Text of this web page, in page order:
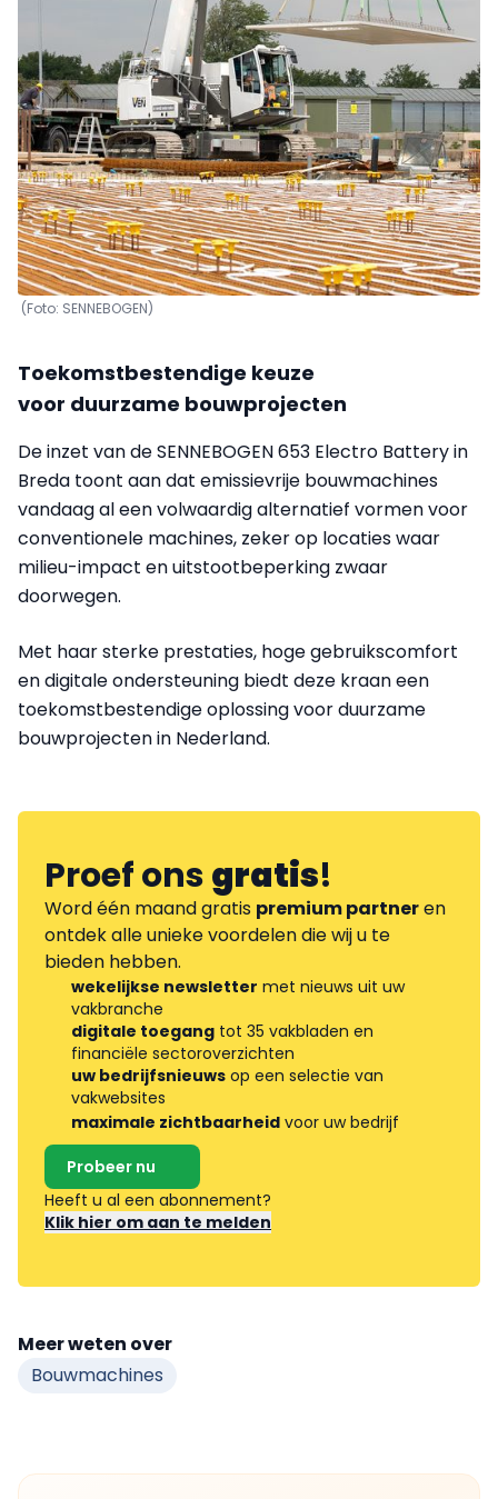
(Foto: SENNEBOGEN)
Toekomstbestendige keuze
voor duurzame bouwprojecten
De inzet van de SENNEBOGEN 653 Electro Battery in
Breda toont aan dat emissievrije bouwmachines
vandaag al een volwaardig alternatief vormen voor
conventionele machines, zeker op locaties waar
milieu-impact en uitstootbeperking zwaar
doorwegen.
Met haar sterke prestaties, hoge gebruikscomfort
en digitale ondersteuning biedt deze kraan een
toekomstbestendige oplossing voor duurzame
bouwprojecten in Nederland.
Proef onsgratis!
Word één maand gratis premium partneren
ontdek alle unieke voordelen die wij u te
bieden hebben.
wekelijkse newsletter met nieuws uit uw
vakbranche
digitale toegang tot 35 vakbladen en
financiële sectoroverzichten
uw bedrijfsnieuws op een selectie van
vakwebsites
maximale zichtbaarheid voor uw bedrijf
Probeer nu
Heeft u al een abonnement?
Klik hier om aan te melden
Meer weten over
Bouwmachines